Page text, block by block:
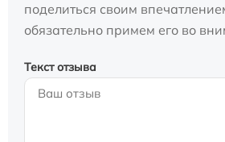
поделиться своим
обязательно примем его во
Текст отзыва